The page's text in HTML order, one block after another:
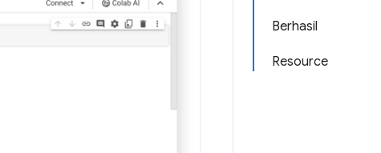
Berhasil
Resource